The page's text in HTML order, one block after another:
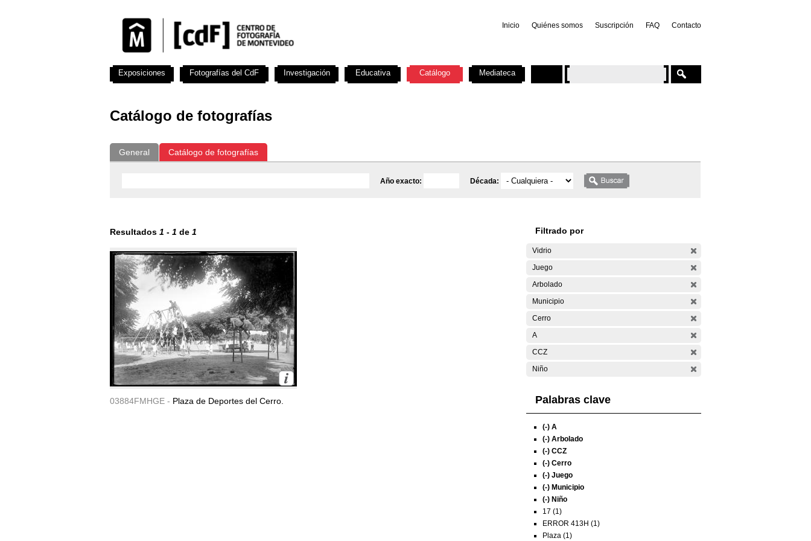
Inicio Quiénes somos Suscripción FAQ Contacto
Catálogo de fotografías
General Catálogo de fotografías
Año exacto: Década:
Resultados 1 - 1 de 1
03884FMHGE - Plaza de Deportes del Cerro.
Filtrado por
Vidrio
Juego
Arbolado
Municipio
Cerro
A
CCZ
Niño
Palabras clave
(-) A
(-) Arbolado
(-) CCZ
(-) Cerro
(-) Juego
(-) Municipio
(-) Niño
17 (1)
ERROR 413H (1)
Plaza (1)
Exposiciones Fotografías del CdF Investigación Educativa Catálogo Mediateca